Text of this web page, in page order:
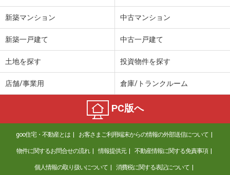
新築マンション 中古マンション
新築一戸建て 中古一戸建て
土地を探す 投資物件を探す
店舗/事業用 倉庫/トランクルーム
PC版へ
goo住宅・不動産とは お客さまご利用端末からの情報の外部送信について
物件に関するお問合せの流れ 情報提供元 不動産情報に関する免責事項
個人情報の取り扱いについて 消費税に関する表記について